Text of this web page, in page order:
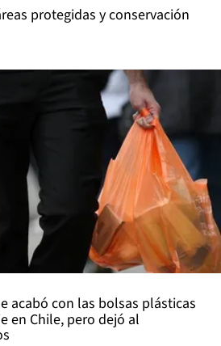
protegidas y conservación
acabó con las bolsas plásticas
en Chile, pero dejó al